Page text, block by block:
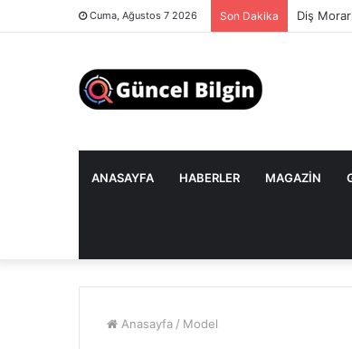
Cuma, Ağustos 7 2026 Son Dakika Diş
ANASAYFA HABERLER MAGAZIN
Anasayfa / Model